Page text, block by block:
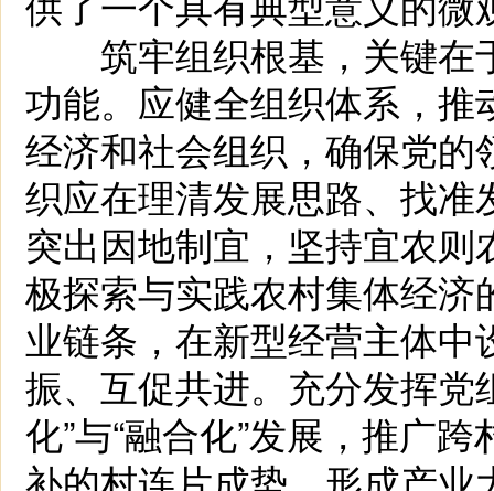
筑牢组织根基，关键在
功能。应健全组织体系，
经济和社会组织，确保党
织应在理清发展思路、找
突出因地制宜，坚持宜农
极探索与实践农村集体经
业链条，在新型经营主体
振、互促共进。充分发挥党
化”与“融合化”发展，推广